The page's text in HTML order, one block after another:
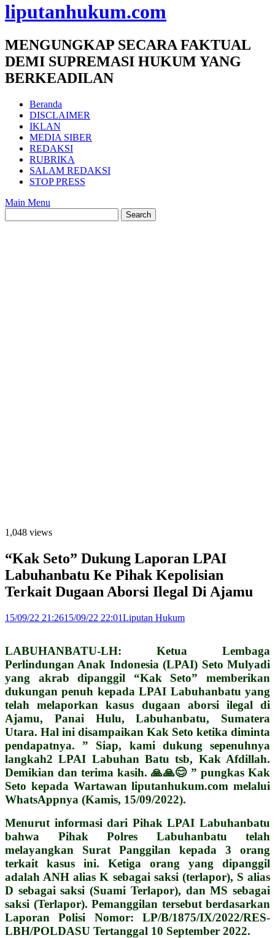
liputanhukum.com
MENGUNGKAP SECARA FAKTUAL
DEMI SUPREMASI HUKUM YANG
BERKEADILAN
Beranda
DISCLAIMER
IKLAN
MEDIA SIBER
REDAKSI
RUBRIKA
SALAM REDAKSI
STOP PRESS
Main Menu
1,048 views
“Kak Seto” Dukung Laporan LPAI
Labuhanbatu Ke Pihak Kepolisian
Terkait Dugaan Aborsi Ilegal Di Ajamu
15/09/22 21:2615/09/22 22:01Liputan Hukum
LABUHANBATU-LH: Ketua Lembaga
Perlindungan Anak Indonesia (LPAI) Seto Mulyadi
yang akrab dipanggil “Kak Seto” memberikan
dukungan penuh kepada LPAI Labuhanbatu yang
telah melaporkan kasus dugaan aborsi ilegal di
Ajamu, Panai Hulu, Labuhanbatu, Sumatera
Utara. Hal ini disampaikan Kak Seto ketika diminta
pendapatnya. ” Siap, kami dukung sepenuhnya
langkah2 LPAI Labuhan Batu tsb, Kak Afdillah.
Demikian dan terima kasih. 🙏🙏😊 ” pungkas Kak
Seto kepada Wartawan liputanhukum.com melalui
WhatsAppnya (Kamis, 15/09/2022).
Menurut informasi dari Pihak LPAI Labuhanbatu
bahwa Pihak Polres Labuhanbatu telah
melayangkan Surat Panggilan kepada 3 orang
terkait kasus ini. Ketiga orang yang dipanggil
adalah ANH alias K sebagai saksi (terlapor), S alias
D sebagai saksi (Suami Terlapor), dan MS sebagai
saksi (Terlapor). Pemanggilan tersebut berdasarkan
Laporan Polisi Nomor: LP/B/1875/IX/2022/RES-
LBH/POLDASU Tertanggal 10 September 2022.